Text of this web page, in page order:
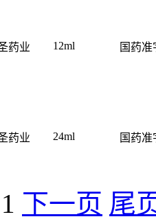
药业 12ml 国药准
药业 24ml 国药准
1 下一页 尾